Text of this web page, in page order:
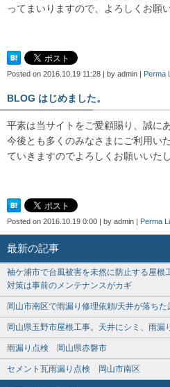
ってまいりますので、よろしくお願
Posted on 2016.10.19 11:28 by admin Perma
BLOG はじめました。
平素は当サイトをご愛顧賜り、誠に
今後とも多くのみなさまにご利用い
ていきますのでよろしくお願いいたし
Posted on 2016.10.19 0:00 by admin Perma
最新の記事
袖ケ浦市で台風被害を未然に防止する屋根
対策は事前のメンテナンスがカギ
岡山市南区で雨漏り修理依頼/天井が落ち
岡山県玉野市屋根工事。天井にシミ、雨漏
雨漏り点検 岡山県赤磐市
セメント瓦雨漏り点検 岡山市南区